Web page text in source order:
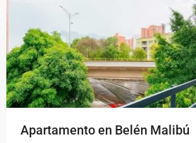
Apartamento en Belén Malibú